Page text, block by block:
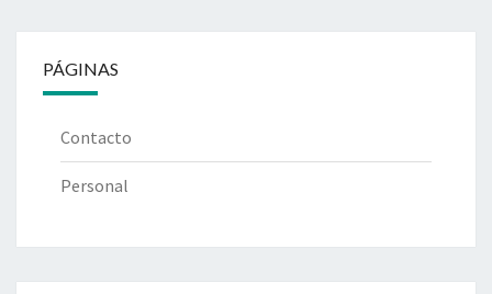
PÁGINAS
Contacto
Personal